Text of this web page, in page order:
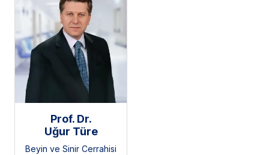
Prof. Dr.
Uğur Türe
Beyin ve Sinir Cerrahisi